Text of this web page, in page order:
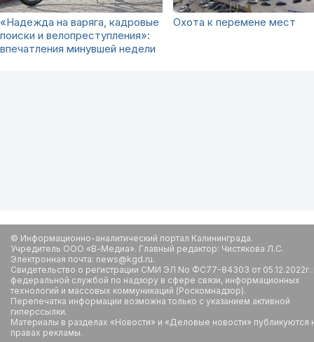
«Надежда на варяга, кадровые
поиски и велопреступления»:
впечатления минувшей недели
Охота к перемене мест
© Информационно-аналитический портал Калининграда.
Учредитель ООО «В-Медиа». Главный редактор: Чистякова Л.С.
Электронная почта: news@kgd.ru.
Свидетельство о регистрации СМИ ЭЛ No ФС77-84303 от
федеральной службой по надзору в сфере связи, информационных
технологий и массовых коммуникаций (Роскомнадзор).
Перепечатка информации возможна только с указанием активной
гиперссылки.
Материалы в разделах «Новости» и «Деловые новости» публикуются
правах рекламы.